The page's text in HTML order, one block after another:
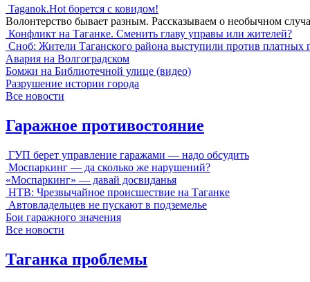
Taganok.Hot борется с ковидом!
Волонтерство бывает разным. Рассказываем о необычном
Конфликт на Таганке. Сменить главу управы или жителей?
Сноб: Жители Таганского района выступили против платных
Авария на Волгоградском
Бомжи на Библиотечной улице (видео)
Разрушение истории города
Все новости
Гаражное противостояние
ГУП берет управление гаражами — надо обсудить
Моспаркинг — да сколько же нарушений?
«Моспаркинг» — давай досвиданья
НТВ: Чрезвычайное происшествие на Таганке
Автовладельцев не пускают в подземелье
Бои гаражного значения
Все новости
Таганка проблемы